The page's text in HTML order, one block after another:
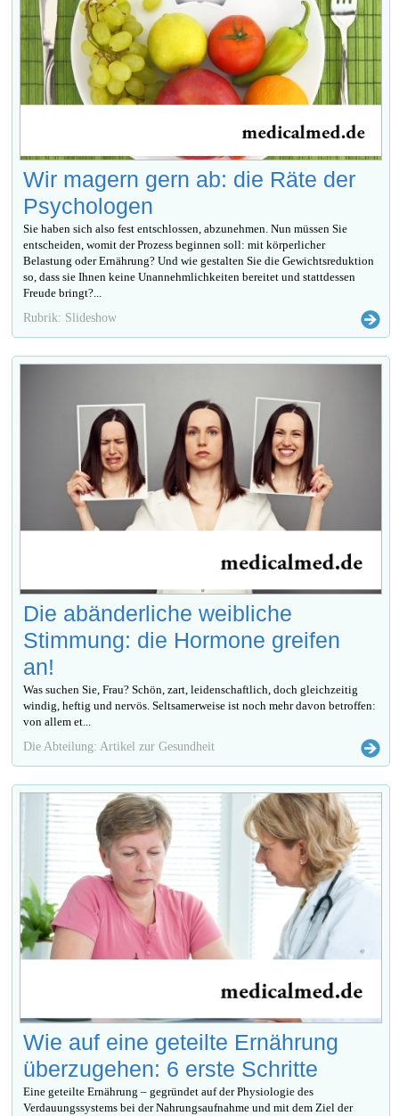
Wir magern gern ab: die Räte der
Psychologen
Sie haben sich also fest entschlossen, abzunehmen. Nun müssen Sie
entscheiden, womit der Prozess beginnen soll: mit körperlicher
Belastung oder Ernährung? Und wie gestalten Sie die Gewichtsreduktion
so, dass sie Ihnen keine Unannehmlichkeiten bereitet und stattdessen
Freude bringt?...
Rubrik: Slideshow
Die abänderliche weibliche
Stimmung: die Hormone greifen
an!
Was suchen Sie, Frau? Schön, zart, leidenschaftlich, doch gleichzeitig
windig, heftig und nervös. Seltsamerweise ist noch mehr davon betroffen:
von allem et...
Die Abteilung: Artikel zur Gesundheit
Wie auf eine geteilte Ernährung
überzugehen: 6 erste Schritte
Eine geteilte Ernährung – gegründet auf der Physiologie des
Verdauungssystems bei der Nahrungsaufnahme und mit dem Ziel der